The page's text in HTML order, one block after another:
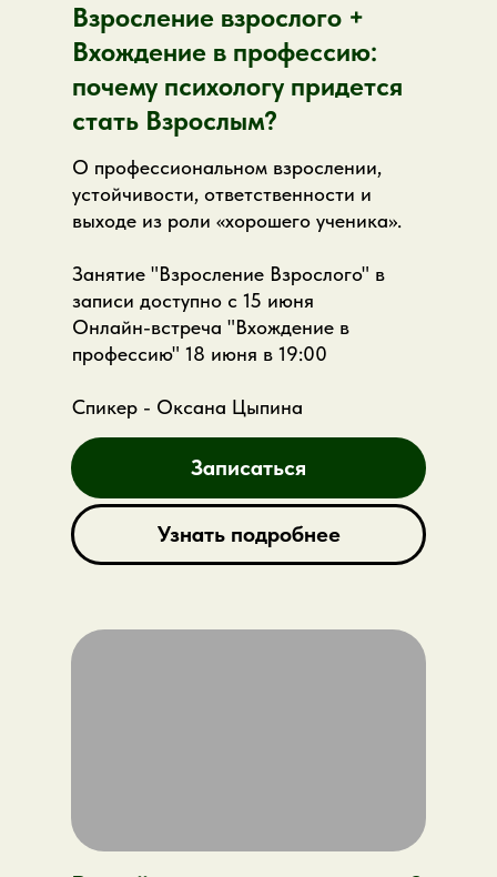
как психологу видеть за сложным
поведением уязвимость, а не только
В пакет входит:запись лекции, онлайн-
встреча с автором, материалы по теме и
возможность задать вопросы.
После лекции вы сможете:
лучше различать нарциссические
проявления у себя, клиентов и
близких
спокойнее смотреть на тему
самооценки и внешней оценки
работать в практике
Взросление взрослого +
Вхождение в профессию:
почему психологу придется
стать Взрослым?
О профессиональном взрослении,
устойчивости, ответственности и
выходе из роли «хорошего ученика».
Занятие "Взросление Взрослого" в
записи доступно с 15 июня
Онлайн-встреча "Вхождение в
профессию" 18 июня в 19:00
Спикер - Оксана Цыпина
Записаться
Узнать подробнее
коллег